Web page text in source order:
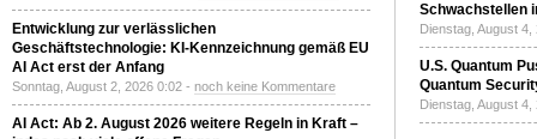
Entwicklung zur verlässlichen
Geschäftstechnologie: KI-Kennzeichnung gemäß EU
AI Act erst der Anfang
Sonntag, August 2, 2026 0:02 - noch keine Kommentare
AI Act: Ab 2. August 2026 weitere Regeln in Kraft –
Schwachstellen
Dienstag, August
U.S. Quantum
Quantum
Dienstag, August